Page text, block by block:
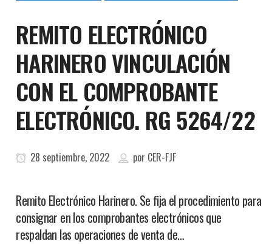
REMITO ELECTRÓNICO
HARINERO VINCULACIÓN
CON EL COMPROBANTE
ELECTRÓNICO. RG 5264/22
28 septiembre, 2022 por CER-FJF
Remito Electrónico Harinero. Se fija el procedimiento para
consignar en los comprobantes electrónicos que
respaldan las operaciones de venta de…